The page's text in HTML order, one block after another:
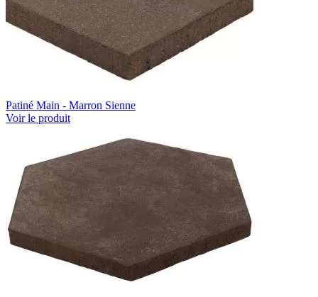
Patiné Main - Marron Sienne
Voir le produit